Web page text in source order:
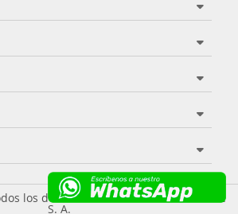
los derechos reservados - Wei Chile
S. A.